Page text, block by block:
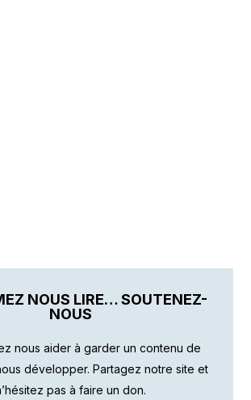
NOUS LIRE… SOUTENEZ-
NOUS
nous aider à garder un contenu de
développer. Partagez notre site et
pas à faire un don.